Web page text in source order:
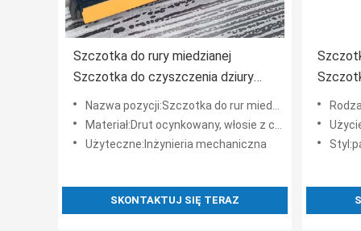
Szczotka do rury miedzianej
Szczotka do czyszczenia dziury
wewnętrznej Szczotka do rdzenia
miedziana Szczotka do polerowania
i polerowania Deburring Duża zniżka
Nazwa pozycji:Szczotka do rur miedzianych
Materiał:Drut ocynkowany, włosie z czystej miedzi
Użyteczne:Inżynieria mechaniczna
SKONTAKTUJ SIĘ TERAZ